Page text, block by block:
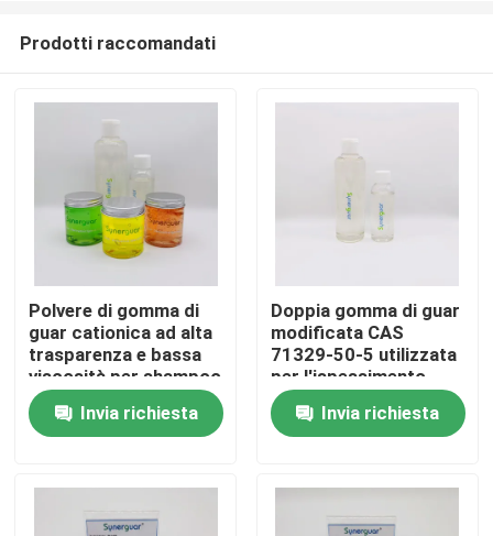
Casa
Prodotti
Prodotti raccomandati
Polvere di gomma di
guar cationica ad alta
trasparenza e bassa
viscosità per shampoo
Invia richiesta
Doppia gomma di guar
modificata CAS
71329-50-5 utilizzata
per l'ispessimento
nello shampoo
Invia richiesta